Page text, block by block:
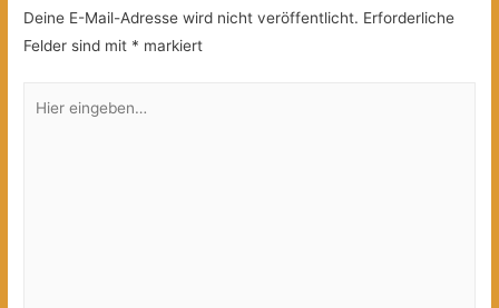
Deine E-Mail-Adresse wird nicht veröffentlicht. Erforderliche
Felder sind mit * markiert
eingeben…